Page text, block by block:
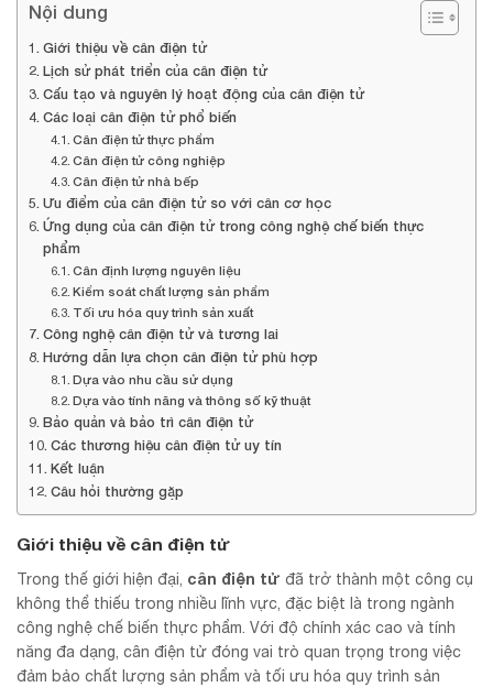
Nội dung
Giới thiệu về cân điện tử
Lịch sử phát triển của cân điện tử
Cấu tạo và nguyên lý hoạt động của cân điện tử
Các loại cân điện tử phổ biến
Cân điện tử thực phẩm
Cân điện tử công nghiệp
Cân điện tử nhà bếp
Ưu điểm của cân điện tử so với cân cơ học
Ứng dụng của cân điện tử trong công nghệ chế biến thực
phẩm
Cân định lượng nguyên liệu
Kiểm soát chất lượng sản phẩm
Tối ưu hóa quy trình sản xuất
Công nghệ cân điện tử và tương lai
Hướng dẫn lựa chọn cân điện tử phù hợp
Dựa vào nhu cầu sử dụng
Dựa vào tính năng và thông số kỹ thuật
Bảo quản và bảo trì cân điện tử
Các thương hiệu cân điện tử uy tín
Kết luận
Câu hỏi thường gặp
Giới thiệu về cân điện tử
Trong thế giới hiện đại, cân điện tử đã trở thành một công cụ
không thể thiếu trong nhiều lĩnh vực, đặc biệt là trong ngành
công nghệ chế biến thực phẩm. Với độ chính xác cao và tính
năng đa dạng, cân điện tử đóng vai trò quan trọng trong việc
đảm bảo chất lượng sản phẩm và tối ưu hóa quy trình sản